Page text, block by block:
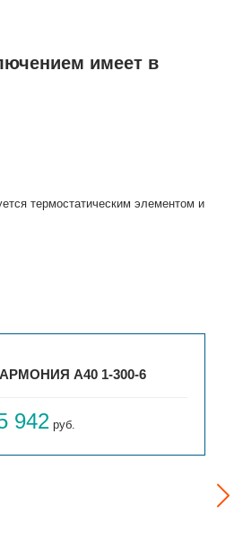
имеет в
термостатическим элементом и
А40 1-300-6
942 руб.